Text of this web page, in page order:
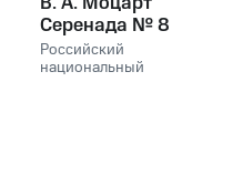
Серенада № 8
Российский
национальный